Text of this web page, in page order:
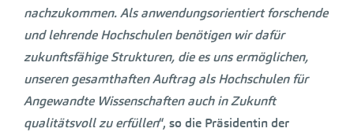
nachzukommen. Als anwendungsorientiert forschende
und lehrende Hochschulen benötigen wir dafür
zukunftsfähige Strukturen, die es uns ermöglichen,
unseren gesamthaften Auftrag als Hochschulen für
Angewandte Wissenschaften auch in Zukunft
qualitätsvoll zu erfüllen“, so die Präsidentin der